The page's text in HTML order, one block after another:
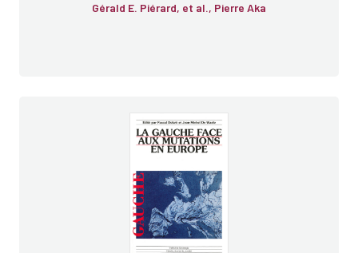
Gérald E. Piérard, et al., Pierre Aka